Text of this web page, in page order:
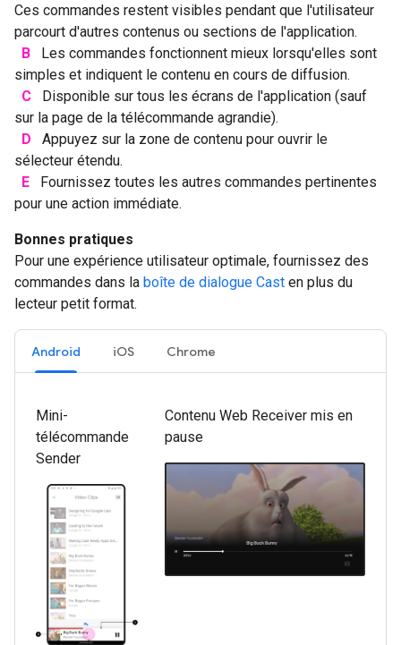
Ces commandes restent visibles pendant que l'utilisateur
parcourt d'autres contenus ou sections de l'application.
B
Les commandes fonctionnent mieux lorsqu'elles sont
simples et indiquent le contenu en cours de diffusion.
C
Disponible sur tous les écrans de l'application (sauf
sur la page de la télécommande agrandie).
D
Appuyez sur la zone de contenu pour ouvrir le
sélecteur étendu.
E
Fournissez toutes les autres commandes pertinentes
pour une action immédiate.
Bonnes pratiques
Pour une expérience utilisateur optimale, fournissez des
commandes dans la boîte de dialogue Cast en plus du
lecteur petit format.
Android iOS Chrome
Mini-
télécommande
Sender
Contenu Web Receiver mis en
pause